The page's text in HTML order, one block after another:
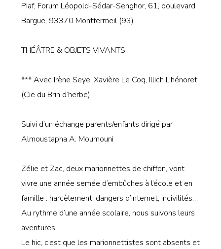
Piaf, Forum Léopold-Sédar-Senghor, 61, boulevard
Bargue, 93370 Montfermeil (93)
THÉÂTRE & OBJETS VIVANTS
*** Avec Irène Seye, Xavière Le Coq, Illich L’hénoret
(Cie du Brin d’herbe)
Suivi d’un échange parents/enfants dirigé par
Almoustapha A. Moumouni
Zélie et Zac, deux marionnettes de chiffon, vont
vivre une année semée d’embûches à l’école et en
famille : harcèlement, dangers d’internet, incivilités…
Au rythme d’une année scolaire, nous suivons leurs
aventures.
Le hic, c’est que les marionnettistes sont absents et